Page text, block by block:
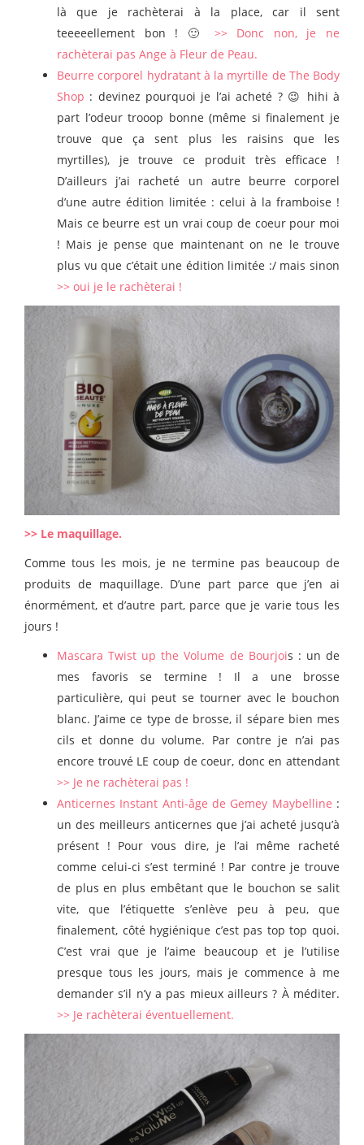
là que je rachèterai à la place, car il sent
teeeeellement bon ! 🙂 >> Donc non, je ne
rachèterai pas Ange à Fleur de Peau.
Beurre corporel hydratant à la myrtille de The Body
Shop : devinez pourquoi je l’ai acheté ? 😉 hihi à
part l’odeur trooop bonne (même si finalement je
trouve que ça sent plus les raisins que les
myrtilles), je trouve ce produit très efficace !
D’ailleurs j’ai racheté un autre beurre corporel
d’une autre édition limitée : celui à la framboise !
Mais ce beurre est un vrai coup de coeur pour moi
! Mais je pense que maintenant on ne le trouve
plus vu que c’était une édition limitée :/ mais sinon
>> oui je le rachèterai !
>> Le maquillage.
Comme tous les mois, je ne termine pas beaucoup de
produits de maquillage. D’une part parce que j’en ai
énormément, et d’autre part, parce que je varie tous les
jours !
Mascara Twist up the Volume de Bourjois : un de
mes favoris se termine ! Il a une brosse
particulière, qui peut se tourner avec le bouchon
blanc. J’aime ce type de brosse, il sépare bien mes
cils et donne du volume. Par contre je n’ai pas
encore trouvé LE coup de coeur, donc en attendant
>> Je ne rachèterai pas !
Anticernes Instant Anti-âge de Gemey Maybelline :
un des meilleurs anticernes que j’ai acheté jusqu’à
présent ! Pour vous dire, je l’ai même racheté
comme celui-ci s’est terminé ! Par contre je trouve
de plus en plus embêtant que le bouchon se salit
vite, que l’étiquette s’enlève peu à peu, que
finalement, côté hygiénique c’est pas top top quoi.
C’est vrai que je l’aime beaucoup et je l’utilise
presque tous les jours, mais je commence à me
demander s’il n’y a pas mieux ailleurs ? À méditer.
>> Je rachèterai éventuellement.